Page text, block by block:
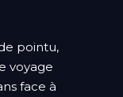
pointu,
voyage
face à